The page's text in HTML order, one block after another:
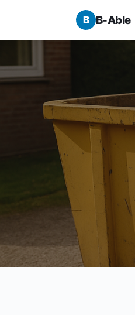
B-Able